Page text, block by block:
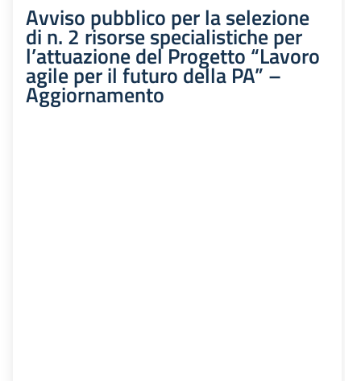
Avviso pubblico per la selezione
di n. 2 risorse specialistiche per
l’attuazione del Progetto “Lavoro
agile per il futuro della PA” –
Aggiornamento